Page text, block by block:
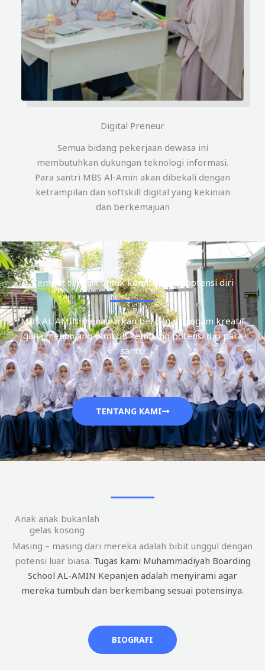
Digital Preneur
Semua bidang pekerjaan dewasa ini
membutuhkan dukungan teknologi informasi.
Para santri MBS Al-Amin akan dibekali dengan
ketrampilan dan softskill digital yang kekinian
dan berkemajuan
Tempat terbaik untuk kembangkan potensi diri
MBS AL AMIN menawarkan berbagai progam kreatif
guna menunjang tumbuh kembang potensi diri para
santri
TENTANG KAMI
Anak anak bukanlah
gelas kosong
Masing – masing dari mereka adalah bibit unggul dengan
potensi luar biasa. Tugas kami Muhammadiyah Boarding
School AL-AMIN Kepanjen adalah menyirami agar
mereka tumbuh dan berkembang sesuai potensinya.
BIOGRAFI